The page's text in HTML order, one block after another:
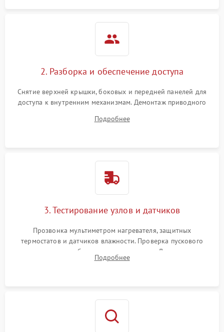
2. Разборка и обеспечение доступа
Снятие верхней крышки, боковых и передней панелей для
доступа к внутренним механизмам. Демонтаж приводного
Обеспечение свободного доступа к ТЭНу, компрессору,
Подробнее
3. Тестирование узлов и датчиков
Прозвонка мультиметром нагревателя, защитных
термостатов и датчиков влажности. Проверка пускового
конденсатора, обмоток мотора и помпы. Для машин с
тепловым насосом — диагностика работы компрессора и
Подробнее